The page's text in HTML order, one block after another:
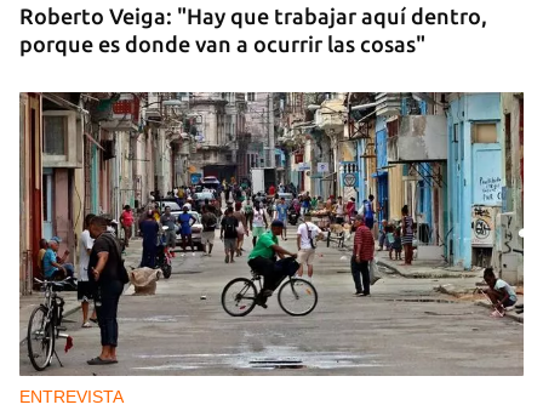
Roberto Veiga: "Hay que trabajar aquí dentro,
porque es donde van a ocurrir las cosas"
ENTREVISTA